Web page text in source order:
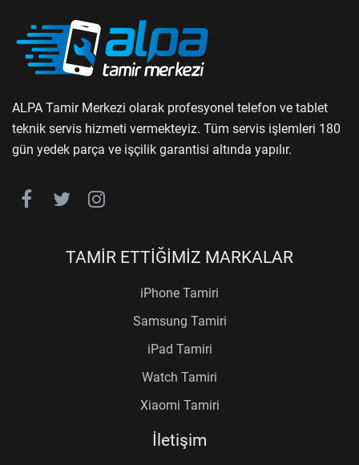
ALPA Tamir Merkezi olarak profesyonel telefon ve tablet
teknik servis hizmeti vermekteyiz. Tüm servis işlemleri 180
gün yedek parça ve işçilik garantisi altında yapılır.
TAMİR ETTİĞİMİZ MARKALAR
iPhone Tamiri
Samsung Tamiri
iPad Tamiri
Watch Tamiri
Xiaomi Tamiri
İletişim